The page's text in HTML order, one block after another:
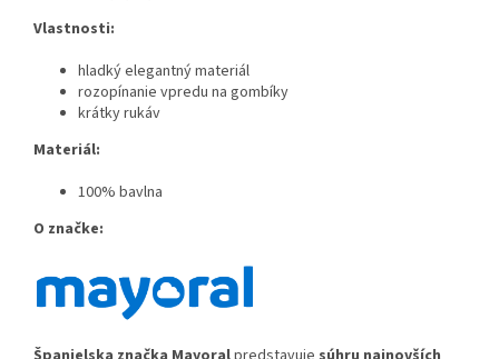
Vlastnosti:
hladký elegantný materiál
rozopínanie vpredu na gombíky
krátky rukáv
Materiál:
100% bavlna
O značke: